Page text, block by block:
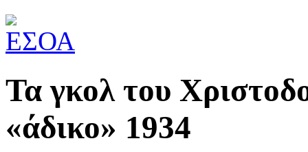
Τα γκολ του
«άδικο» 1934